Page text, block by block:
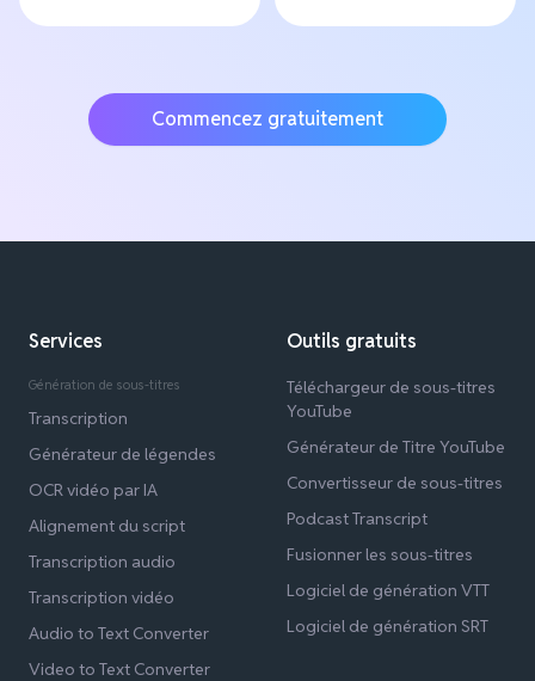
Commencez gratuitement
Services
Génération de sous-titres
Transcription
Générateur de légendes
OCR vidéo par IA
Alignement du script
Transcription audio
Transcription vidéo
Audio to Text Converter
Video to Text Converter
Outils gratuits
Téléchargeur de sous-titres
YouTube
Générateur de Titre YouTube
Convertisseur de sous-titres
Podcast Transcript
Fusionner les sous-titres
Logiciel de génération VTT
Logiciel de génération SRT